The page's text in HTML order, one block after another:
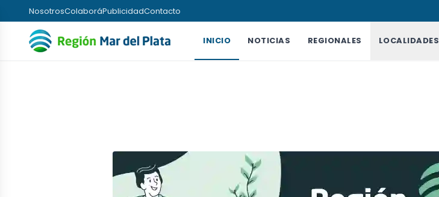
NosotrosColaboráPublicidadContacto
INICIO NOTICIAS REGIONALES LOCALIDADES